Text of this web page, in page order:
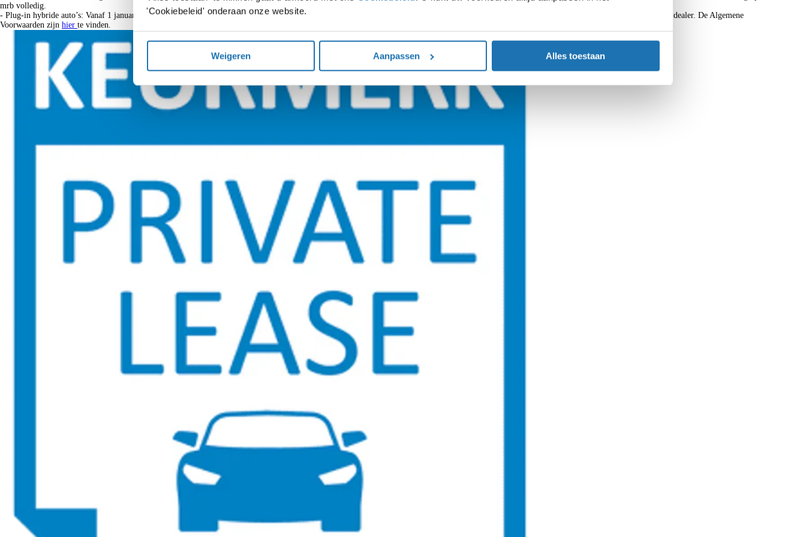
'Cookiebeleid' onderaan onze website.
Weigeren Aanpassen Alles toestaan
mrb volledig.
- Plug-in hybride auto’s: Vanaf 1 januari 2026 vervalt de korting op de mrb volledig. Door de afbouw van de korting op de mrb stijgt jouw maandelijkse leasebedrag. Voor meer informatie, vraag je dealer. De Algemene
Voorwaarden zijn hier te vinden.